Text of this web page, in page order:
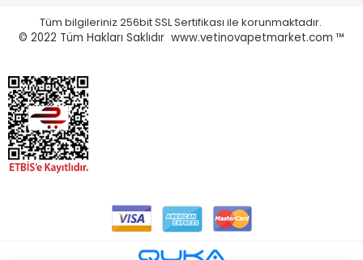
Tüm bilgileriniz 256bit SSL Sertifikası ile korunmaktadır.
© 2022 Tüm Hakları Saklıdır www.vetinovapetmarket.com ™